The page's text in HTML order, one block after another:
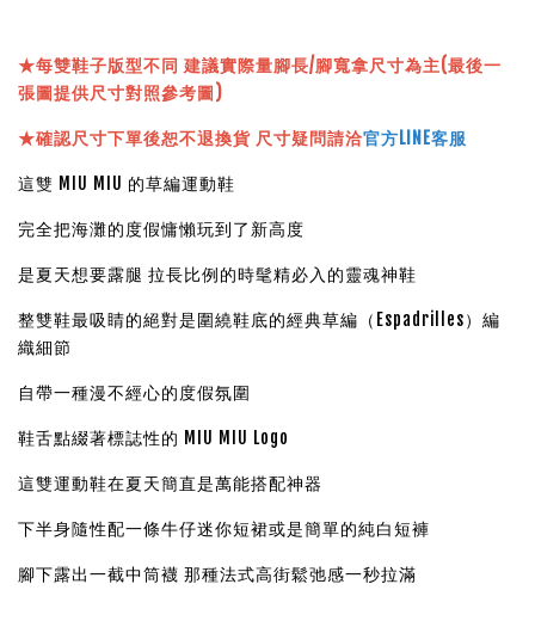
★每雙鞋子版型不同 建議實際量腳長/腳寬拿尺寸為主(最後一
張圖提供尺寸對照參考圖)
★確認尺寸下單後恕不退換貨 尺寸疑問請洽官方LINE客服
這雙 MIU MIU 的草編運動鞋
完全把海灘的度假慵懶玩到了新高度
是夏天想要露腿 拉長比例的時髦精必入的靈魂神鞋
整雙鞋最吸睛的絕對是圍繞鞋底的經典草編（Espadrilles）編
織細節
自帶一種漫不經心的度假氛圍
鞋舌點綴著標誌性的 MIU MIU Logo
這雙運動鞋在夏天簡直是萬能搭配神器
下半身隨性配一條牛仔迷你短裙或是簡單的純白短褲
腳下露出一截中筒襪 那種法式高街鬆弛感一秒拉滿